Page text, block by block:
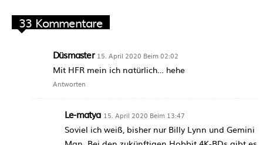
33 Kommentare
Düsmaster 15. April 2020 Beim 02:02
Mit HFR mein ich natürlich… hehe
Antworten
Le-matya 15. April 2020 Beim 13:47
Soviel ich weiß, bisher nur Billy Lynn und Gemini